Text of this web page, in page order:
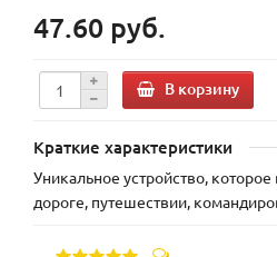
47.60 руб.
В корзину
Краткие характеристики
Уникальное устройство, которое
дороге, путешествии,